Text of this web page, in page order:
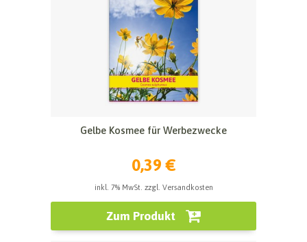
Gelbe Kosmee für Werbezwecke
0,39 €
inkl. 7% MwSt. zzgl. Versandkosten
Zum Produkt